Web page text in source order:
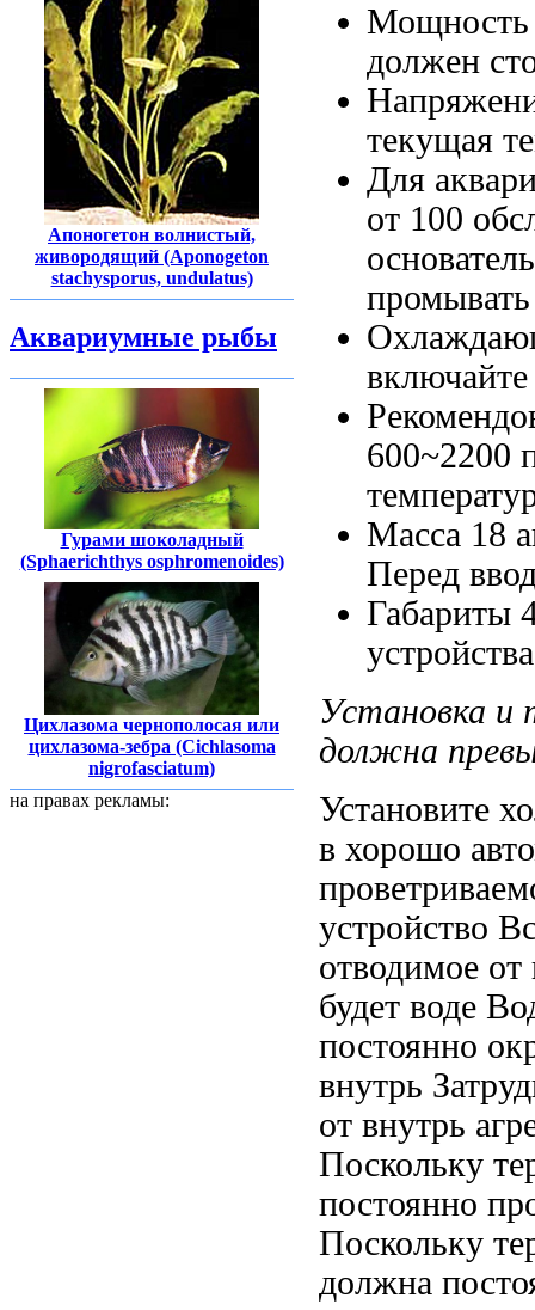
Апоногетон волнистый,
живородящий (Aponogeton
stachysporus, undulatus)
Аквариумные рыбы
Гурами шоколадный
(Sphaerichthys osphromenoides)
Цихлазома чернополосая или
цихлазома-зебра (Cichlasoma
nigrofasciatum)
на правах рекламы:
должен
текущая
Для
от 100
600~2200
Масса 18
Перед
Габариты
Установка и
должна
Установите
в хорошо
устройство
отводимое от
будет воде
постоянно
внутрь
от внутрь
Поскольку
постоянно
Поскольку
должна